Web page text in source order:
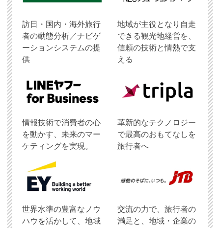
訪日・国内・海外旅行
者の動態分析／ナビゲ
ーションシステムの提
供
地域が主役となり自走
できる観光地経営を、
信頼の技術と情熱で支
える
情報技術で消費者の心
を動かす、未来のマー
ケティングを実現。
革新的なテクノロジー
で最高のおもてなしを
旅行者へ
世界水準の豊富なノウ
ハウを活かして、地域
交流の力で、旅行者の
満足と、地域・企業の